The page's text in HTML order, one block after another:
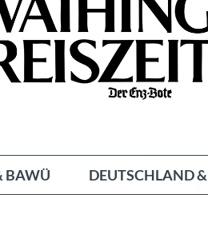
BAWÜ DEUTSCHLAND